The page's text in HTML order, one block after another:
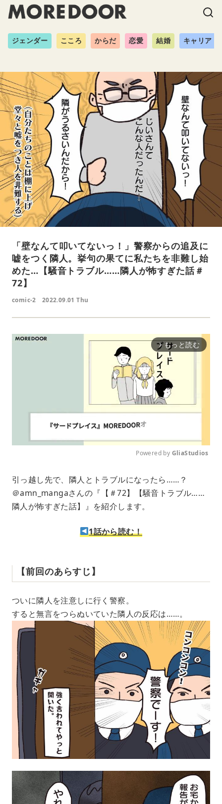
ジェンダー こころ からだ 恋愛 結婚 キャリア
「壁なんて叩いてないっ！」警察からの追及に
嘘をつく隣人。挙句の果てに私たちを非難し始
めた…【騒音トラブル……隣人が怖すぎた話＃
72】
comic-2 2022.09.01 Thu
arrow_forward_ios もっと読む
u
t
Powered by GliaStudios
引っ越し先で、隣人とトラブルになったら……？
＠amn_mangaさんの『【＃72】【騒音トラブル……
隣人が怖すぎた話】』を紹介します。
1話から読む！
【前回のあらすじ】
ついに隣人を注意しに行く警察。
すると無言をつらぬいていた隣人の反応は……。